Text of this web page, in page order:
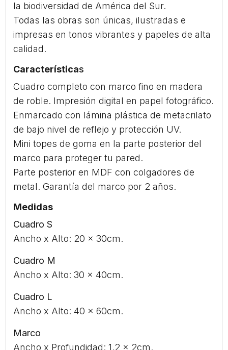
la biodiversidad de América del Sur.
Todas las obras son únicas, ilustradas e
impresas en tonos vibrantes y papeles de alta
calidad.
Características
Cuadro completo con marco fino en madera
de roble. Impresión digital en papel fotográfico.
Enmarcado con lámina plástica de metacrilato
de bajo nivel de reflejo y protección UV.
Mini topes de goma en la parte posterior del
marco para proteger tu pared.
Parte posterior en MDF con colgadores de
metal. Garantía del marco por 2 años.
Medidas
Cuadro S
Ancho x Alto: 20 x 30cm.
Cuadro M
Ancho x Alto: 30 x 40cm.
Cuadro L
Ancho x Alto: 40 x 60cm.
Marco
Ancho x Profundidad: 1,2 x 2cm.